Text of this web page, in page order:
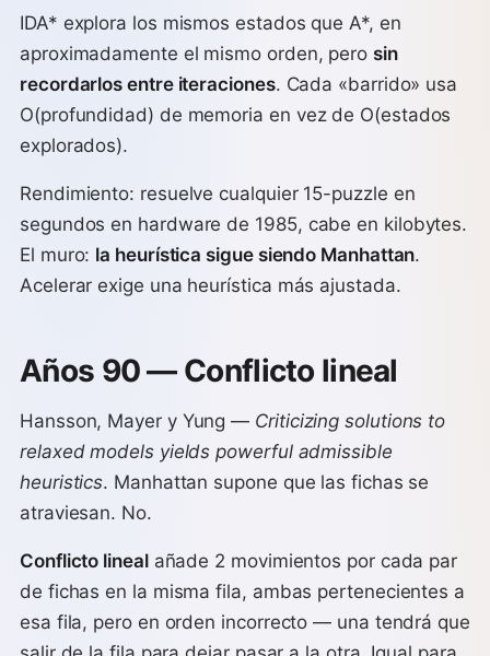
IDA* explora los mismos estados que A*, en
aproximadamente el mismo orden, perosin
recordarlos entre iteraciones. Cada «barrido» usa
O(profundidad) de memoria en vez de O(estados
explorados).
Rendimiento: resuelve cualquier 15-puzzle en
segundos en hardware de 1985, cabe en kilobytes.
El muro: la heurística sigue siendo Manhattan.
Acelerar exige una heurística más ajustada.
Años 90 — Conflicto lineal
Hansson, Mayer y Yung — Criticizing solutions to
relaxed models yields powerful admissible
heuristics. Manhattan supone que las fichas se
atraviesan. No.
Conflicto linealañade 2 movimientos por cada par
de fichas en la misma fila, ambas pertenecientes a
esa fila, pero en orden incorrecto — una tendrá que